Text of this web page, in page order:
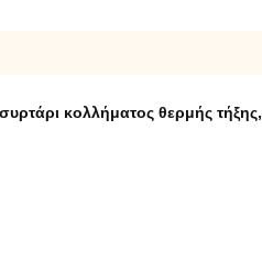
κολλήματος θερμής τήξης,